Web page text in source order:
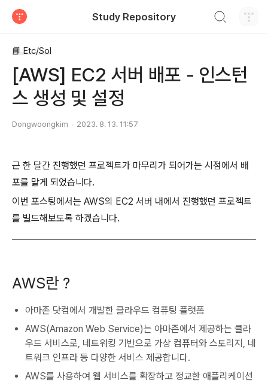
Study Repository
📘 Etc/Sol
[AWS] EC2 서버 배포 - 인스턴
스 생성 및 설정
Dongwoongkim 2023. 8. 13. 11:57
근 한 달간 진행했던 프로젝트가 마무리가 되어가는 시점에서 배
포를 맡게 되었습니다.
이번 포스팅에서는 AWS의 EC2 서버 내에서 진행했던 프로젝트
를 빌드해보도록 하겠습니다.
AWS란 ?
아마존 닷컴에서 개발한 클라우드 컴퓨팅 플랫폼
AWS(Amazon Web Service)는 아마존에서 제공하는 클라
우드 서비스로, 네트워킹 기반으로 가상 컴퓨터와 스토리지, 네
트워크 인프라 등 다양한 서비스 제공합니다.
AWS를 사용하여 웹 서비스를 확장하고 정교한 애플리케이션